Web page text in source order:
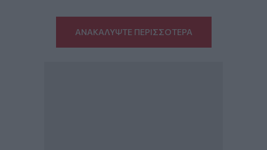
ΑΝΑΚΑΛΥΨΤΕ ΠΕΡΙΣΣΟΤΕΡΑ